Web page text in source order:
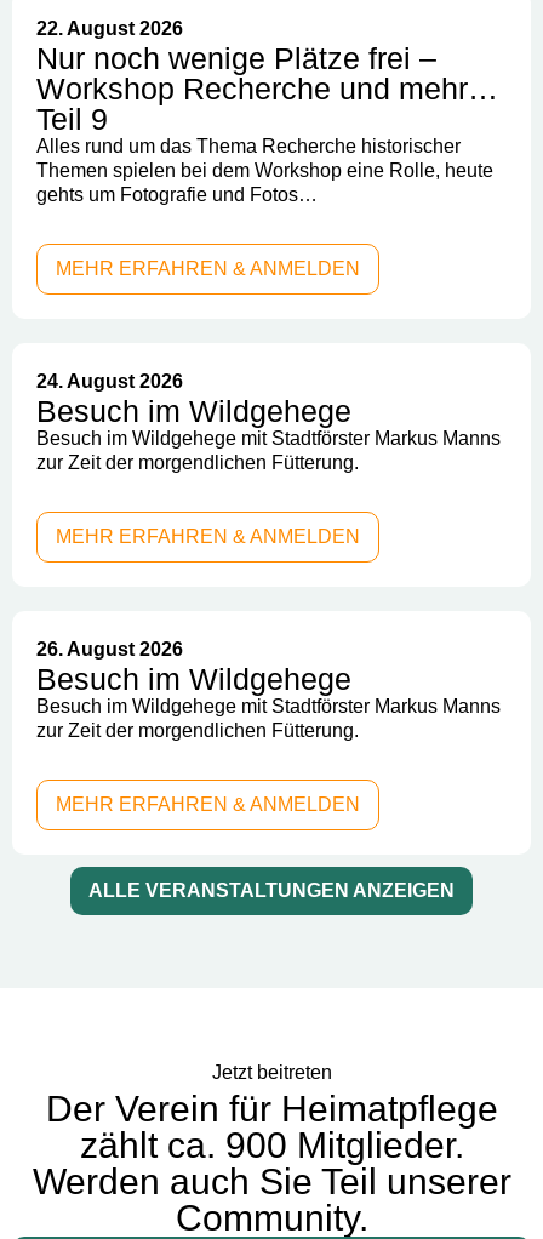
22. August 2026
Nur noch wenige Plätze frei –
Workshop Recherche und mehr…
Teil 9
Alles rund um das Thema Recherche historischer
Themen spielen bei dem Workshop eine Rolle, heute
gehts um Fotografie und Fotos…
MEHR ERFAHREN & ANMELDEN
24. August 2026
Besuch im Wildgehege
Besuch im Wildgehege mit Stadtförster Markus Manns
zur Zeit der morgendlichen Fütterung.
MEHR ERFAHREN & ANMELDEN
26. August 2026
Besuch im Wildgehege
Besuch im Wildgehege mit Stadtförster Markus Manns
zur Zeit der morgendlichen Fütterung.
MEHR ERFAHREN & ANMELDEN
ALLE VERANSTALTUNGEN ANZEIGEN
Jetzt beitreten
Der Verein für Heimatpflege
zählt ca. 900 Mitglieder.
Werden auch Sie Teil unserer
Community.